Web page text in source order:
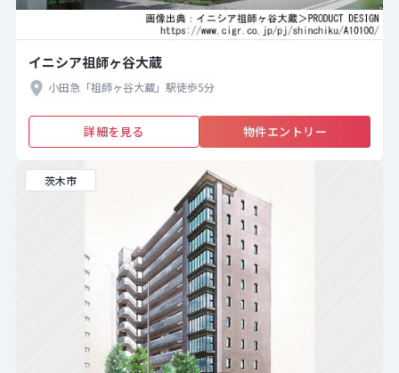
イニシア祖師ヶ谷大蔵
小田急「祖師ヶ谷大蔵」駅徒歩5分
詳細を見る 物件エントリー
茨木市